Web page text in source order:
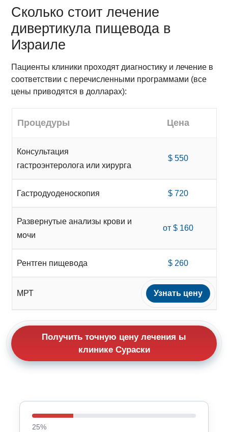
Сколько стоит лечение
дивертикула пищевода в
Израиле
Пациенты клиники проходят диагностику и лечение в
соответствии с перечисленными программами (все
цены приводятся в долларах):
Процедуры Цена
Консультация
гастроэнтеролога или хирурга
$ 550
Гастродуоденоскопия $ 720
Развернутые анализы крови и
мочи
от $ 160
Рентген пищевода $ 260
МРТ Узнать цену
Получить точную цену лечения ы
клинике Сураски
25%